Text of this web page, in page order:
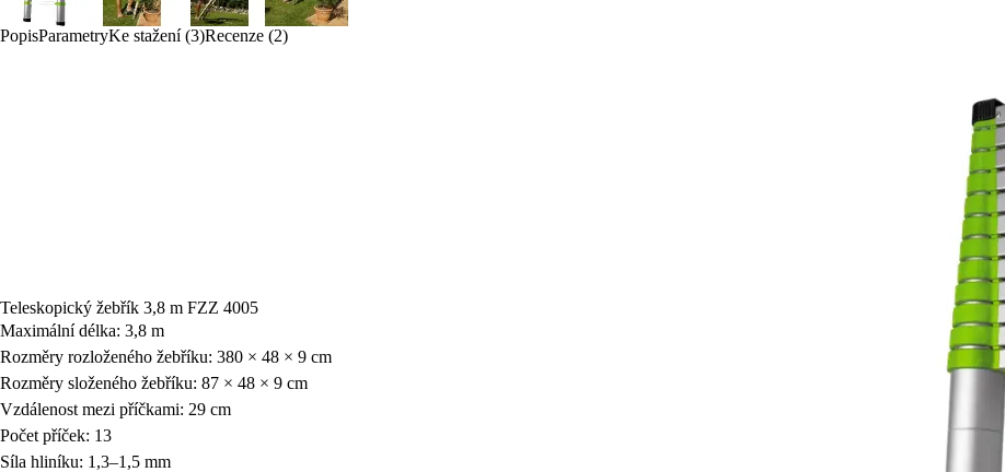
PopisParametryKe stažení (3)Recenze (2)
Teleskopický žebřík 3,8 m FZZ 4005
Maximální délka: 3,8 m
Rozměry rozloženého žebříku: 380 × 48 × 9 cm
Rozměry složeného žebříku: 87 × 48 × 9 cm
Vzdálenost mezi příčkami: 29 cm
Počet příček: 13
Síla hliníku: 1,3–1,5 mm